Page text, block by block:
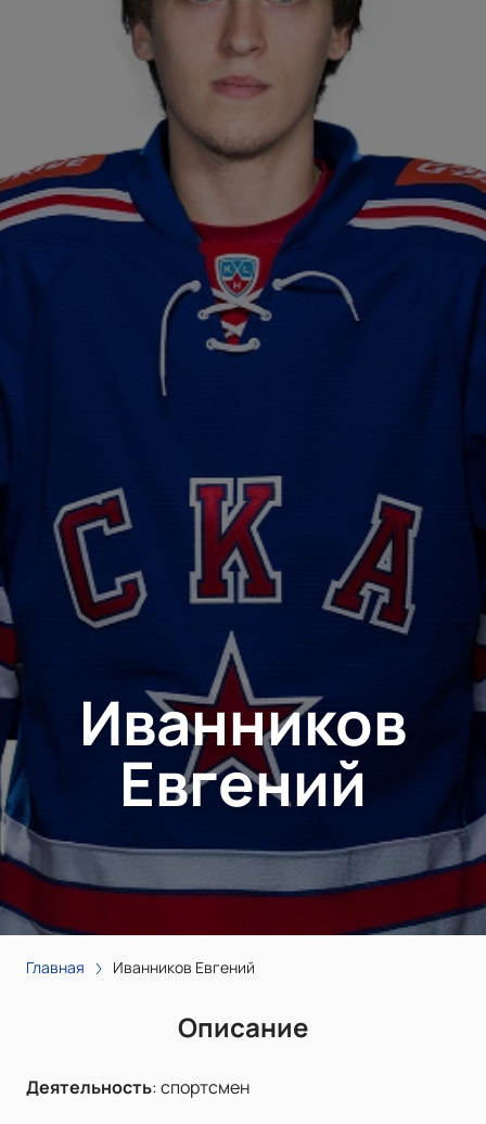
Иванников
Евгений
Главная Иванников Евгений
Описание
Деятельность:спортсмен